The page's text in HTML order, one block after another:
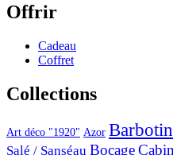
Offrir
Cadeau
Coffret
Collections
Art déco "1920" Azor
Salé / Sanséau Bocage